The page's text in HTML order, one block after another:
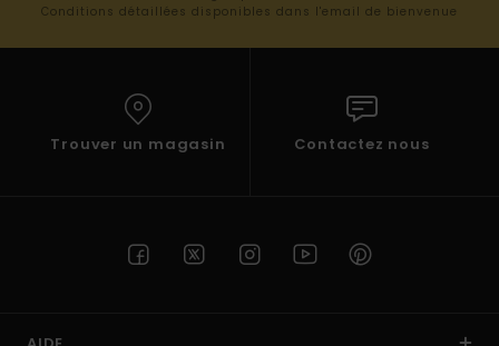
Conditions détaillées disponibles dans l'email de bienvenue
Trouver un magasin Contactez nous